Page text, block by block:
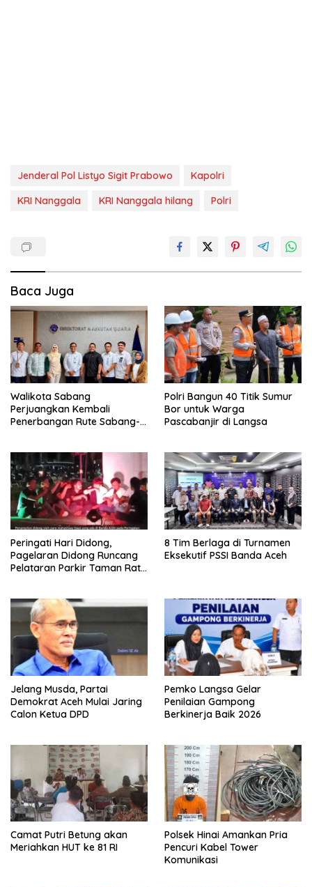
Jenderal Pol Listyo Sigit Prabowo
Kapolri
KRI Nanggala
KRI Nanggala hilang Polri
Baca Juga
Walikota Sabang
Perjuangkan Kembali
Penerbangan Rute Sabang-
Polri Bangun 40 Titik Sumur
Bor untuk Warga
Pascabanjir di Langsa
Peringati Hari Didong,
Pagelaran Didong Runcang
Pelataran Parkir Taman Ratu
8 Tim Berlaga di Turnamen
Eksekutif PSSI Banda Aceh
Jelang Musda, Partai
Demokrat Aceh Mulai Jaring
Calon Ketua DPD
Pemko Langsa Gelar
Penilaian Gampong
Berkinerja Baik 2026
Camat Putri Betung akan
Meriahkan HUT ke 81 RI
Polsek Hinai Amankan Pria
Pencuri Kabel Tower
Komunikasi